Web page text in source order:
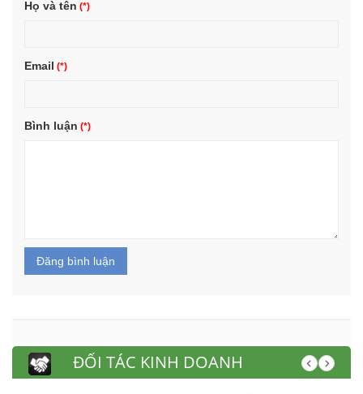
Họ và tên
Email
Bình luận
Đăng bình luận
ĐỐI TÁC KINH DOANH